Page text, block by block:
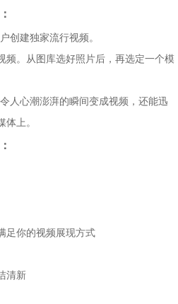
创建独家流行视频。
频。从图库选好照片后，再选定一个模
人心潮澎湃的瞬间变成视频，还能迅
上。
足你的视频展现方式
清新